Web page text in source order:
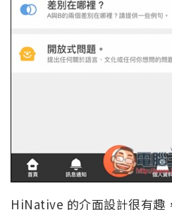
HiNative 的介面設計很有趣